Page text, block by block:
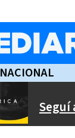
NACIONAL
Seguí